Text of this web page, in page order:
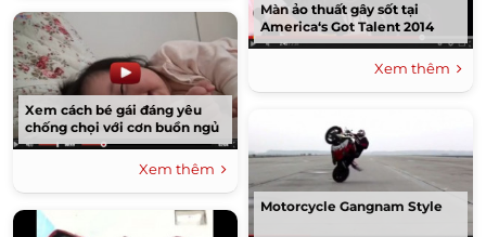
Xem cách bé gái đáng yêu
chống chọi với cơn buồn ngủ
Xem thêm
Màn ảo thuất gây sốt tại
America‘s Got Talent 2014
Xem thêm
Motorcycle Gangnam Style